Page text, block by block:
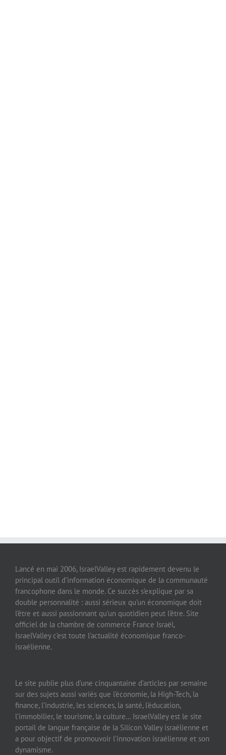
Lancé en mai 2006, IsraelValley est rapidement devenu le
principal outil d’information économique de la communauté
francophone dans le monde. Ce succès s’explique par sa
double personnalité : aussi sérieux qu’un économique doit
l’être et aussi passionnant qu’un quotidien peut l’être. Site
officiel de la chambre de commerce France Israël,
IsraelValley c’est toute l’actualité économique franco-
israélienne.
Le site publie plus d’une cinquantaine d’articles par semaine
sur des sujets aussi variés que l’économie, la High-Tech, la
finance, l’industrie, les sciences, la santé, l’éducation,
l’immobilier, le tourisme, la culture… IsraelValley est le site
portail de langue française de la Silicon Valley israélienne et
a pour objectif de promouvoir l’innovation israélienne et son
dynamisme.